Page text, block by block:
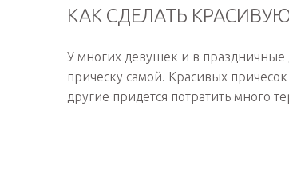
КАК СДЕЛАТЬ
У многих девушек и в праздничные
прическу самой. Красивых
другие придется потратить много